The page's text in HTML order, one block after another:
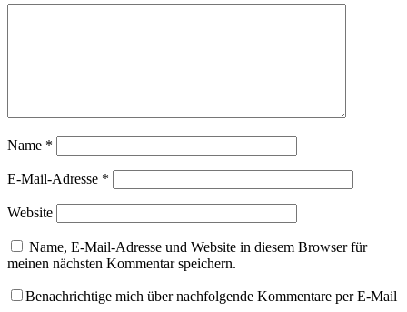
Name *
E-Mail-Adresse *
Website
Name, E-Mail-Adresse und Website in diesem Browser für
meinen nächsten Kommentar speichern.
Benachrichtige mich über nachfolgende Kommentare per E-Mail